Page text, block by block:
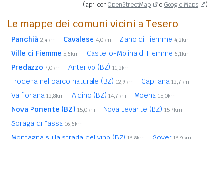
(apri con OpenStreetMap o Google Maps )
Le mappe dei comuni vicini a Tesero
Panchià 2,4km Cavalese 4,0km Ziano di Fiemme 4,2km
Ville di Fiemme 5,6km Castello-Molina di Fiemme 6,1km
Predazzo 7,0km Anterivo (BZ) 11,3km
Trodena nel parco naturale (BZ) 12,9km Capriana 13,7km
Valfloriana 13,8km Aldino (BZ) 14,7km Moena 15,0km
Nova Ponente (BZ) 15,0km Nova Levante (BZ) 15,7km
Soraga di Fassa 16,6km
Montagna sulla strada del vino (BZ) 16,8km Sover 16,9km